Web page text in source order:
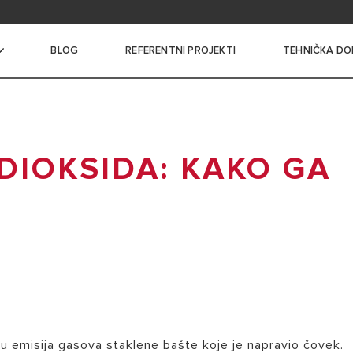
BOJLERI MALOG KAPACITETA
BLOG REFERENTNI PROJEKTI TEHNIČKA
KAKO GA
emisija gasova staklene bašte koje je napravio čovek.